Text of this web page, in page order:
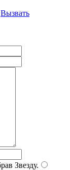
Вызвать
Звезду.